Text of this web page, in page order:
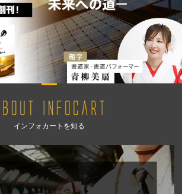
インフォカートを知る